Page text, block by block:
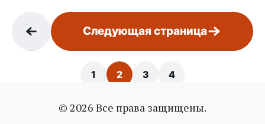
Следующая страница
1 2 3 4
Страница: 2 / 4
© 2026 Все права защищены.